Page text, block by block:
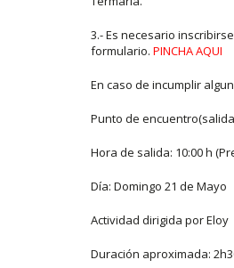
3.- Es necesario
formulario. PINCHA AQUI
En caso de incumplir
Punto de
Hora de salida: 10:00 h
Día: Domingo 21 de Mayo
Actividad dirigida por Eloy
Duración aproximada: